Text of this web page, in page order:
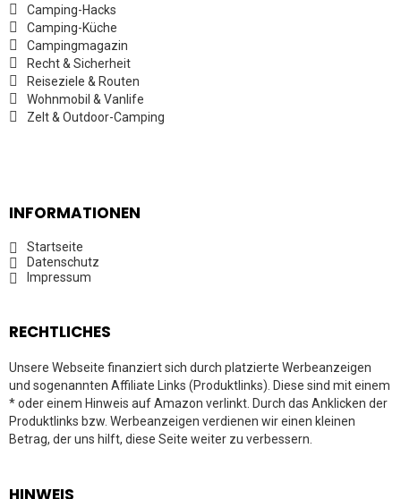
Camping-Hacks
Camping-Küche
Campingmagazin
Recht & Sicherheit
Reiseziele & Routen
Wohnmobil & Vanlife
Zelt & Outdoor-Camping
INFORMATIONEN
Startseite
Datenschutz
Impressum
RECHTLICHES
Unsere Webseite finanziert sich durch platzierte Werbeanzeigen
und sogenannten Affiliate Links (Produktlinks). Diese sind mit einem
* oder einem Hinweis auf Amazon verlinkt. Durch das Anklicken der
Produktlinks bzw. Werbeanzeigen verdienen wir einen kleinen
Betrag, der uns hilft, diese Seite weiter zu verbessern.
HINWEIS